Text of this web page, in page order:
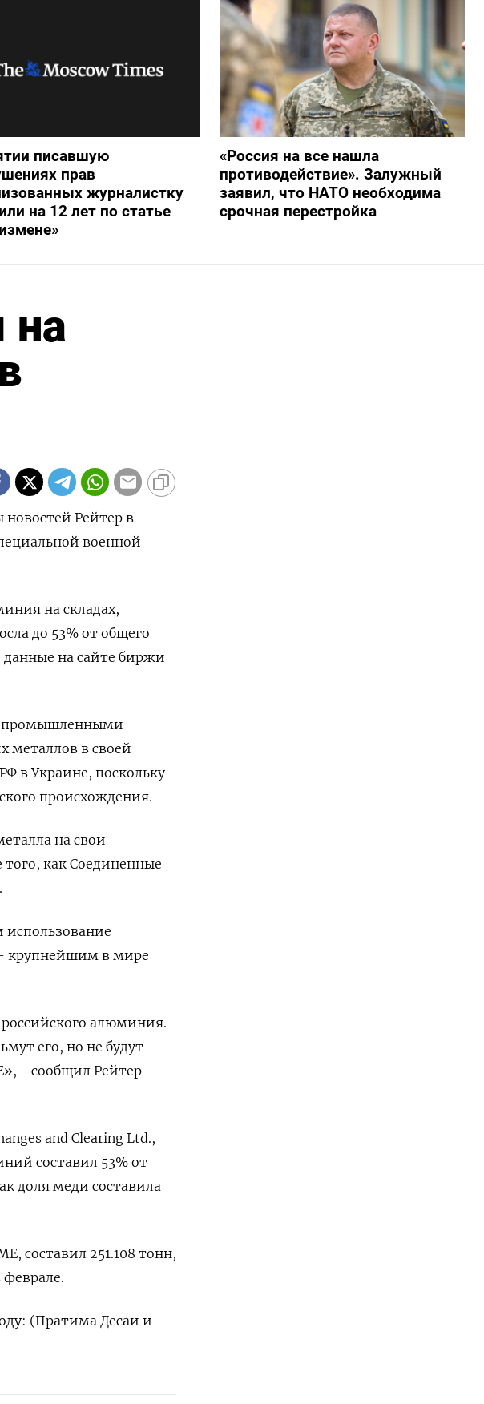
писавшую
прав
журналистку
на 12 лет по статье
«Россия на все нашла
противодействие». Залужный
заявил, что НАТО необходима
срочная перестройка
на
Рейтер в
военной
на складах,
до 53% от общего
данные на сайте биржи
промышленными
металлов в своей
в Украине, поскольку
происхождения.
на свои
как Соединенные
крупнейшим в мире
алюминия.
его, но не будут
- сообщил Рейтер
and Clearing Ltd.,
составил 53% от
доля меди составила
составил 251.108 тонн,
(Пратима Десаи и